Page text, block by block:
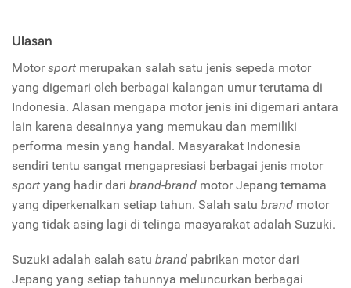
Ulasan
Motorsport merupakan salah satu jenis sepeda motor
yang digemari oleh berbagai kalangan umur terutama di
Indonesia. Alasan mengapa motor jenis ini digemari antara
lain karena desainnya yang memukau dan memiliki
performa mesin yang handal. Masyarakat Indonesia
sendiri tentu sangat mengapresiasi berbagai jenis motor
sport yang hadir dari brand-brand motor Jepang ternama
yang diperkenalkan setiap tahun. Salah satu brand motor
yang tidak asing lagi di telinga masyarakat adalah Suzuki.
Suzuki adalah salah satu brand pabrikan motor dari
Jepang yang setiap tahunnya meluncurkan berbagai